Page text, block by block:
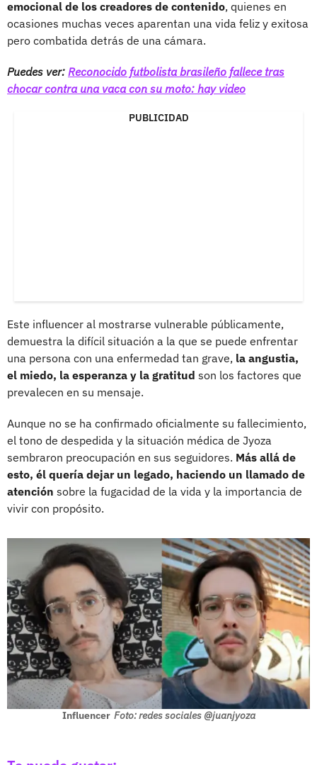
emocional de los creadores de contenido, quienes en
ocasiones muchas veces aparentan una vida feliz y exitosa
pero combatida detrás de una cámara.
Puedes ver: Reconocido futbolista brasileño fallece tras
chocar contra una vaca con su moto: hay video
PUBLICIDAD
Este influencer al mostrarse vulnerable públicamente,
demuestra la difícil situación a la que se puede enfrentar
una persona con una enfermedad tan grave, la angustia,
el miedo, la esperanza y la gratitud son los factores que
prevalecen en su mensaje.
Aunque no se ha confirmado oficialmente su fallecimiento,
el tono de despedida y la situación médica de Jyoza
sembraron preocupación en sus seguidores. Más allá de
esto, él quería dejar un legado, haciendo un llamado de
atención sobre la fugacidad de la vida y la importancia de
vivir con propósito.
Influencer Foto: redes sociales @juanjyoza